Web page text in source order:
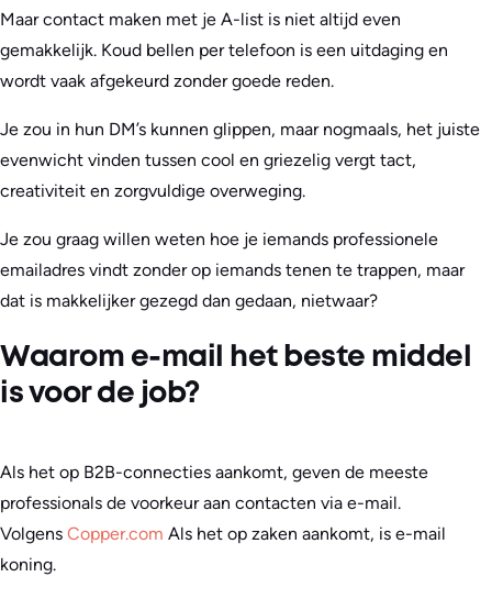
Maar contact maken met je A-list is niet altijd even
gemakkelijk. Koud bellen per telefoon is een uitdaging en
wordt vaak afgekeurd zonder goede reden.
Je zou in hun DM’s kunnen glippen, maar nogmaals, het juiste
evenwicht vinden tussen cool en griezelig vergt tact,
creativiteit en zorgvuldige overweging.
Je zou graag willen weten hoe je iemands professionele
emailadres vindt zonder op iemands tenen te trappen, maar
dat is makkelijker gezegd dan gedaan, nietwaar?
Waarom e-mail het beste middel
is voor de job?
Als het op B2B-connecties aankomt, geven de meeste
professionals de voorkeur aan contacten via e-mail.
Volgens Copper.com Als het op zaken aankomt, is e-mail
koning.